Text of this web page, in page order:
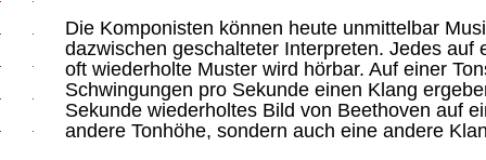
Die Komponisten können heute unmittelbar
dazwischen geschalteter Interpreten. Jedes auf
oft wiederholte Muster wird hörbar. Auf einer
Schwingungen pro Sekunde einen Klang
Sekunde wiederholtes Bild von Beethoven auf
andere Tonhöhe, sondern auch eine andere